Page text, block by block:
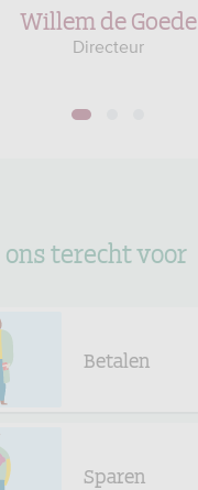
Willem de Goede
Directeur
1
terecht voor
Betalen
Sparen